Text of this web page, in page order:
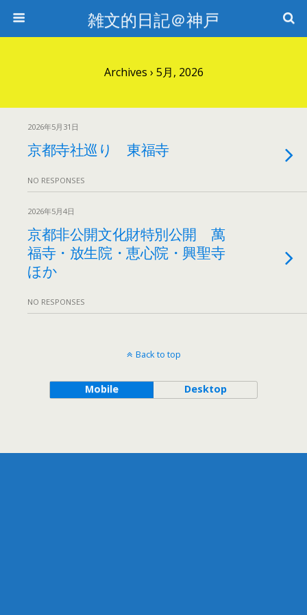
雑文的日記＠神戸
Archives › 5月, 2026
2026年5月31日
京都寺社巡り 東福寺
NO RESPONSES
2026年5月4日
京都非公開文化財特別公開 萬
福寺・放生院・恵心院・興聖寺
ほか
NO RESPONSES
Back to top
Mobile Desktop